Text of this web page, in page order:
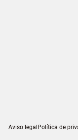
Aviso legalPolítica de